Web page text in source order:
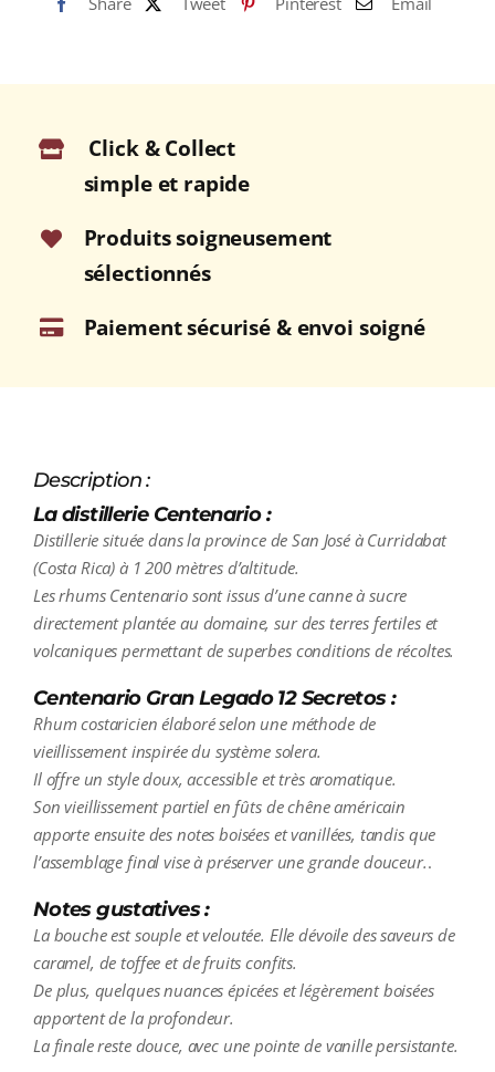
12
RUM
RICA)
70cl
Click & Collect
simple et rapide
Produits soigneusement
sélectionnés
Paiement sécurisé & envoi soigné
Description :
La distillerie Centenario :
Distillerie située dans la province de San José à Curridabat
(Costa Rica) à 1 200 mètres d’altitude.
Les rhums Centenario sont issus d’une canne à sucre
directement plantée au domaine, sur des terres fertiles et
volcaniques permettant de superbes conditions de récoltes.
Centenario Gran Legado 12 Secretos :
Rhum costaricien élaboré selon une méthode de
vieillissement inspirée du système solera.
Il offre un style doux, accessible et très aromatique.
Son vieillissement partiel en fûts de chêne américain
apporte ensuite des notes boisées et vanillées, tandis que
l’assemblage final vise à préserver une grande douceur..
Notes gustatives :
La bouche est souple et veloutée. Elle dévoile des saveurs de
caramel, de toffee et de fruits confits.
De plus, quelques nuances épicées et légèrement boisées
apportent de la profondeur.
La finale reste douce, avec une pointe de vanille persistante.